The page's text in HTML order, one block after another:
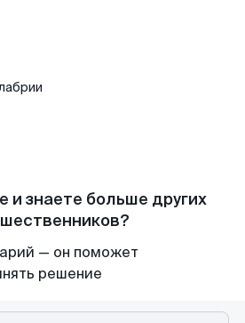
и знаете больше других
— он поможет
решение